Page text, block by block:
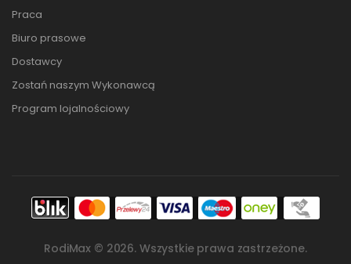
Praca
Biuro prasowe
Dostawcy
Zostań naszym Wykonawcą
Program lojalnościowy
RodiMax © 2026. Wszystkie prawa zastrzeżone.